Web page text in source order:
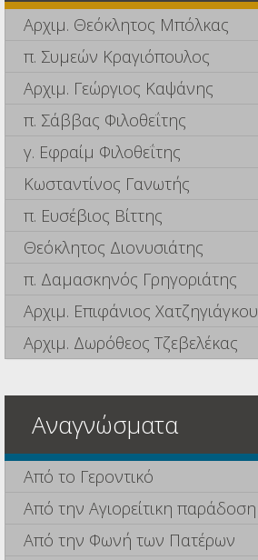
Αρχιμ. Θεόκλητος Μπόλκας
π. Συμεών Κραγιόπουλος
Αρχιμ. Γεώργιος Καψάνης
π. Σάββας Φιλοθεΐτης
γ. Εφραίμ Φιλοθεΐτης
Κωσταντίνος Γανωτής
π. Ευσέβιος Βίττης
Θεόκλητος Διονυσιάτης
π. Δαμασκηνός Γρηγοριάτης
Αρχιμ. Επιφάνιος Χατζηγιάγκου
Αρχιμ. Δωρόθεος Τζεβελέκας
Αναγνώσματα
Από το Γεροντικό
Από την Αγιορείτικη παράδοση
Από την Φωνή των Πατέρων